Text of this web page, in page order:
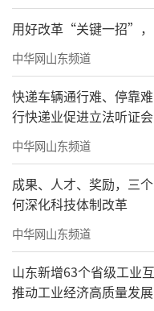
用好改革“关键一招”，
中华网山东频道
快递车辆通行难、停靠
行快递业促进立法听证会
中华网山东频道
成果、人才、奖励，三
何深化科技体制改革
中华网山东频道
山东新增63个省级工业
推动工业经济高质量发展